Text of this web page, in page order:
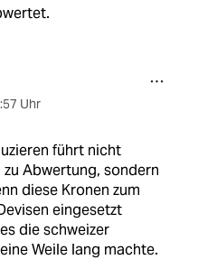
Uhr
führt nicht
Abwertung, sondern
diese Kronen zum
eingesetzt
die schweizer
Weile lang machte.